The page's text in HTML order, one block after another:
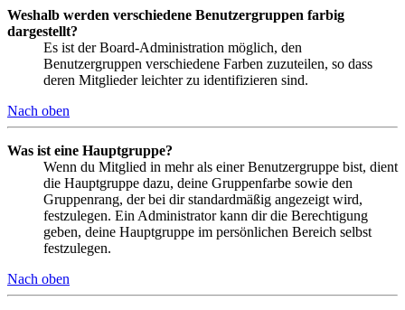
Weshalb werden verschiedene Benutzergruppen farbig
dargestellt?
Es ist der Board-Administration möglich, den
Benutzergruppen verschiedene Farben zuzuteilen, so dass
deren Mitglieder leichter zu identifizieren sind.
Nach oben
Was ist eine Hauptgruppe?
Wenn du Mitglied in mehr als einer Benutzergruppe bist, dient
die Hauptgruppe dazu, deine Gruppenfarbe sowie den
Gruppenrang, der bei dir standardmäßig angezeigt wird,
festzulegen. Ein Administrator kann dir die Berechtigung
geben, deine Hauptgruppe im persönlichen Bereich selbst
festzulegen.
Nach oben